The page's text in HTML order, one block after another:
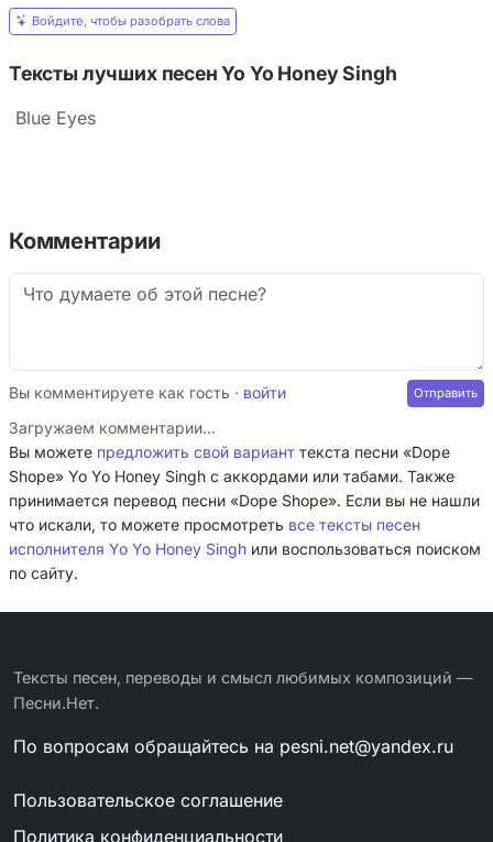
Войдите, чтобы разобрать слова
Тексты лучших песен Yo Yo Honey Singh
Blue Eyes
Комментарии
Вы комментируете как гость · войти
Загружаем комментарии…
Вы можете предложить свой вариант текста песни «Dope
Shope» Yo Yo Honey Singh с аккордами или табами. Также
принимается перевод песни «Dope Shope». Если вы не нашли
что искали, то можете просмотреть все тексты песен
исполнителя Yo Yo Honey Singh или воспользоваться поиском
по сайту.
Тексты песен, переводы и смысл любимых композиций —
Песни.Нет.
По вопросам обращайтесь на pesni.net@yandex.ru
Пользовательское соглашение
Политика конфиденциальности